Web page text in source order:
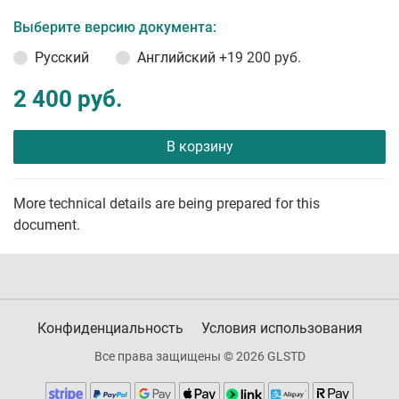
Выберите версию документа:
Русский
Английский +19 200 руб.
2 400 руб.
В корзину
More technical details are being prepared for this
document.
Конфиденциальность Условия использования
Все права защищены © 2026 GLSTD